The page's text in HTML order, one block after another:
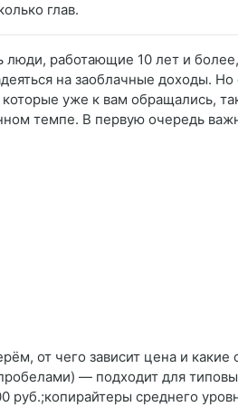
глав.
люди, работающие 10 лет и
на заоблачные доходы.
уже к вам обращались,
темпе. В первую очередь
от чего зависит цена и какие
— подходит для
руб.;копирайтеры среднего